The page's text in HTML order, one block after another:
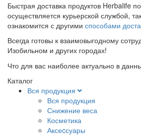
Быстрая доставка продуктов Herbalife
осуществляется курьерской службой,
ознакомится с другими способами
Всегда готовы к взаимовыгодному
Изобильном и других городах!
Что для вас наиболее актуально в
Каталог
Вся продукция
Вся продукция
Снижение веса
Косметика
Аксеcсуары